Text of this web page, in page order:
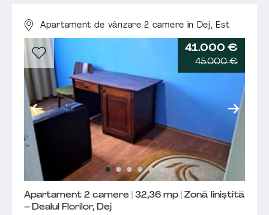
Apartament de vânzare 2 camere în Dej, Est
41.000 €
45.000 €
Apartament 2 camere | 32,36 mp | Zonă liniștită
– Dealul Florilor, Dej